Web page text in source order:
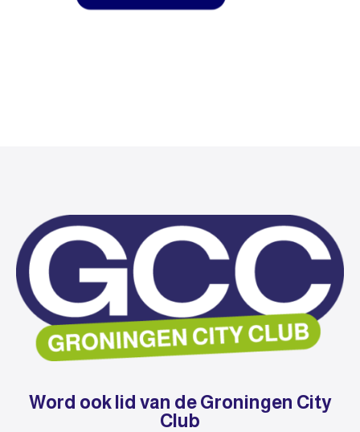
Word ook lid van de Groningen City
Club